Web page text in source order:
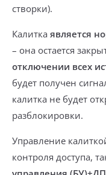
створки).
Калитка является
– она остается
отключении всех
будет получен
калитка не будет
разблокировки.
Управление
контроля доступа,